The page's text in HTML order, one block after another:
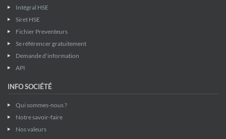
Intégral HSE
Siret HSE
Fichier Preventeurs
Se référencer gratuitement
Demande d'information
API
INFO SOCIÉTÉ
Qui sommes-nous ?
Notre savoir-faire
Nos valeurs